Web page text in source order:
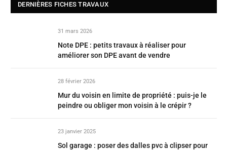
DERNIÈRES FICHES TRAVAUX
31 mars 2026
Note DPE : petits travaux à réaliser pour
améliorer son DPE avant de vendre
28 février 2026
Mur du voisin en limite de propriété : puis-je le
peindre ou obliger mon voisin à le crépir ?
23 janvier 2025
Sol garage : poser des dalles pvc à clipser pour